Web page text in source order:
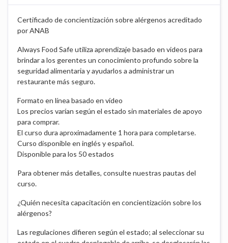
Certificado de concientización sobre alérgenos acreditado
por ANAB
Always Food Safe utiliza aprendizaje basado en videos para
brindar a los gerentes un conocimiento profundo sobre la
seguridad alimentaria y ayudarlos a administrar un
restaurante más seguro.
Formato en línea basado en vídeo
Los precios varían según el estado sin materiales de apoyo
para comprar.
El curso dura aproximadamente 1 hora para completarse.
Curso disponible en inglés y español.
Disponible para los 50 estados
Para obtener más detalles, consulte nuestras pautas del
curso.
¿Quién necesita capacitación en concientización sobre los
alérgenos?
Las regulaciones difieren según el estado; al seleccionar su